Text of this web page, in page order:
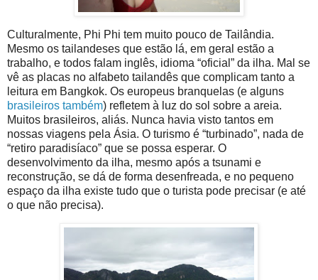
Culturalmente, Phi Phi tem muito pouco de Tailândia.
Mesmo os tailandeses que estão lá, em geral estão a
trabalho, e todos falam inglês, idioma “oficial” da ilha. Mal se
vê as placas no alfabeto tailandês que complicam tanto a
leitura em Bangkok. Os europeus branquelas (e alguns
brasileiros também) refletem à luz do sol sobre a areia.
Muitos brasileiros, aliás. Nunca havia visto tantos em
nossas viagens pela Ásia. O turismo é “turbinado”, nada de
“retiro paradisíaco” que se possa esperar. O
desenvolvimento da ilha, mesmo após a tsunami e
reconstrução, se dá de forma desenfreada, e no pequeno
espaço da ilha existe tudo que o turista pode precisar (e até
o que não precisa).